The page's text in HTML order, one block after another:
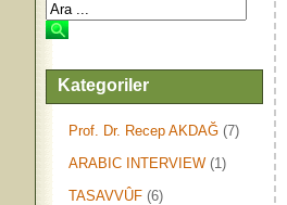
Kategoriler
Prof. Dr. Recep AKDAĞ (7)
ARABIC INTERVIEW (1)
TASAVVÛF (6)